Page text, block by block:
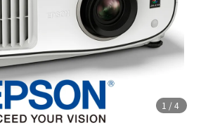
1 /4